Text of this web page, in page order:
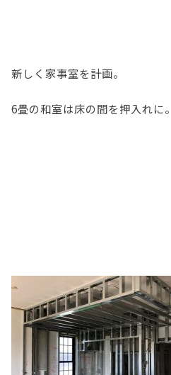
新しく家事室を計画。
6畳の和室は床の間を押入れに。